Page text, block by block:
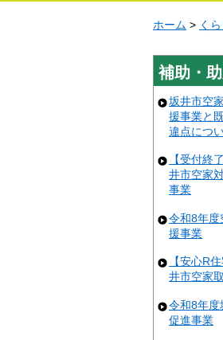
ホーム > く
補助・
坂井市空
援事業と
違点につ
【受付終
井市空家
事業
令和8年度
援事業
【安心R
井市空家
令和8年度
促進事業